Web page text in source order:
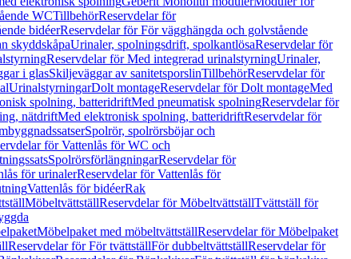
WCTillbehörReservdelar för
bidéerReservdelar för För vägghängda och golvstående
skyddskåpaUrinaler, spolningsdrift, spolkantlösaReservdelar för
Reservdelar för Med integrerad urinalstyrningUrinaler,
i glasSkiljeväggar av sanitetsporslinTillbehörReservdelar för
UrinalstyrningarDolt montageReservdelar för Dolt montageMed
spolning, batteridriftMed pneumatisk spolningReservdelar för
nätdriftMed elektronisk spolning, batteridriftReservdelar för
Spolrör, spolrörsböjar och
för Vattenlås för WC och
SpolrörsförlängningarReservdelar för
för urinalerReservdelar för Vattenlås för
Vattenlås för bidéerRak
MöbeltvättställReservdelar för MöbeltvättställTvättställ för
Möbelpaket med möbeltvättställReservdelar för Möbelpaket
Reservdelar för För tvättställFör dubbeltvättställReservdelar för